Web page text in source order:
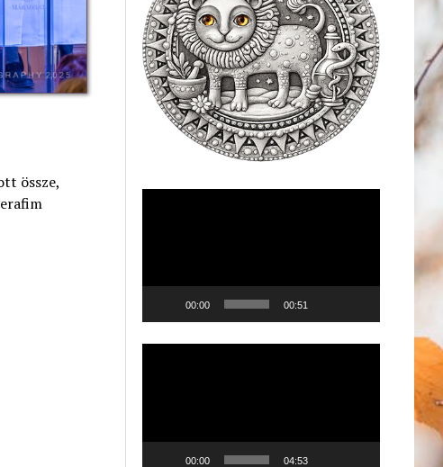
össze,
00:00 00:51
00:00 04:53